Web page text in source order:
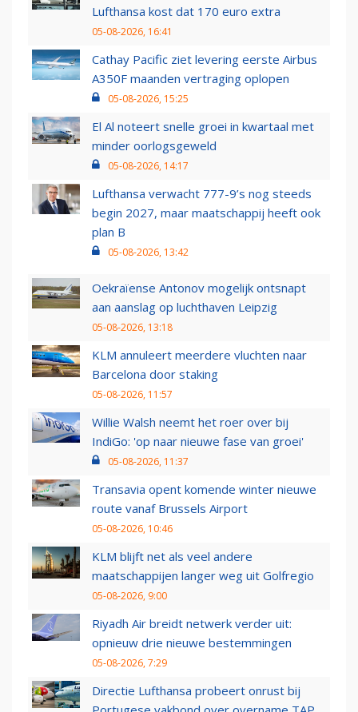
Lufthansa kost dat 170 euro extra
05-08-2026, 16:41
Cathay Pacific ziet levering eerste Airbus
A350F maanden vertraging oplopen
05-08-2026, 15:25
El Al noteert snelle groei in kwartaal met
minder oorlogsgeweld
05-08-2026, 14:17
Lufthansa verwacht 777-9’s nog steeds
begin 2027, maar maatschappij heeft ook
plan B
05-08-2026, 13:42
Oekraïense Antonov mogelijk ontsnapt
aan aanslag op luchthaven Leipzig
05-08-2026, 13:18
KLM annuleert meerdere vluchten naar
Barcelona door staking
05-08-2026, 11:57
Willie Walsh neemt het roer over bij
IndiGo: 'op naar nieuwe fase van groei'
05-08-2026, 11:37
Transavia opent komende winter nieuwe
route vanaf Brussels Airport
05-08-2026, 10:46
KLM blijft net als veel andere
maatschappijen langer weg uit Golfregio
05-08-2026, 9:00
Riyadh Air breidt netwerk verder uit:
opnieuw drie nieuwe bestemmingen
05-08-2026, 7:29
Directie Lufthansa probeert onrust bij